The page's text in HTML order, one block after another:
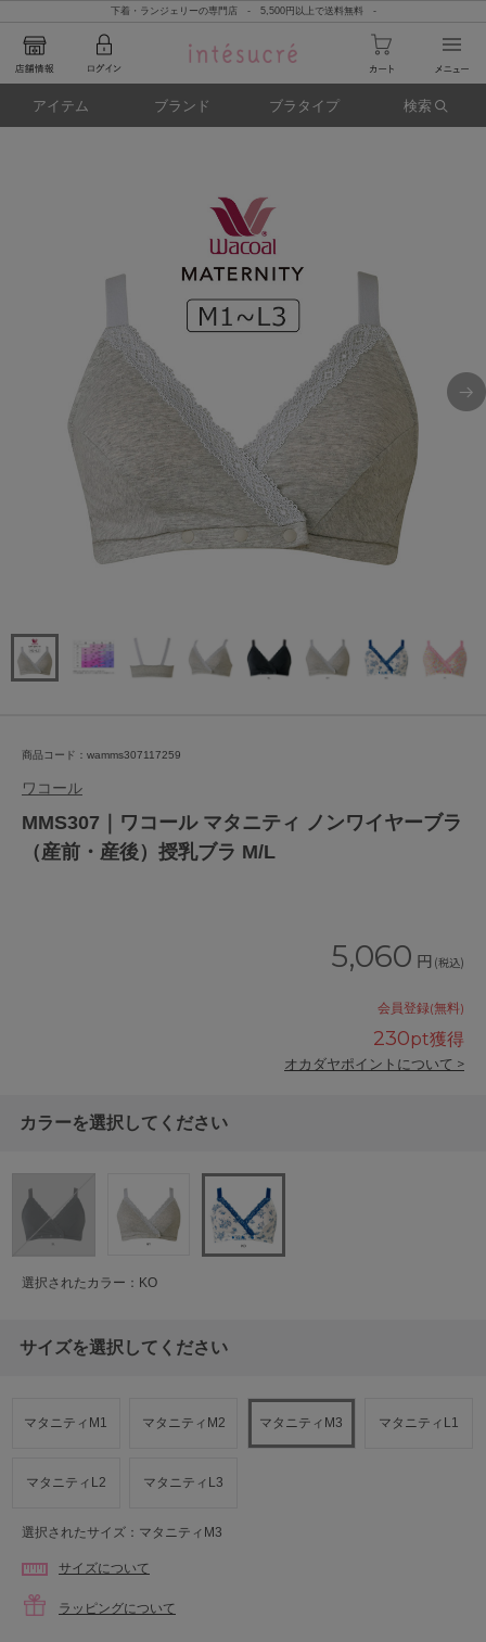
下着・ランジェリーの専門店 - 5,500円以上で送料無料 -
アイテム ブランド ブラタイプ 検索
商品コード：wamms307117259
ワコール
MMS307｜ワコール マタニティ ノンワイヤーブラ
（産前・産後）授乳ブラ M/L
5,060 円 (税込)
会員登録(無料)
230pt獲得
オカダヤポイントについて >
カラーを選択してください
選択されたカラー：KO
サイズを選択してください
マタニティM1 マタニティM2 マタニティM3 マタニティL1
マタニティL2 マタニティL3
選択されたサイズ：マタニティM3
サイズについて
ラッピングについて